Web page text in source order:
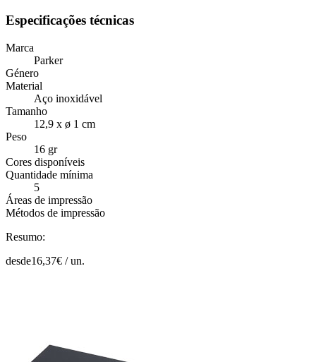
Especificações técnicas
Marca
Parker
Género
Material
Aço inoxidável
Tamanho
12,9 x ø 1 cm
Peso
16 gr
Cores disponíveis
Quantidade mínima
5
Áreas de impressão
Métodos de impressão
Resumo:
desde16,37€ /un.